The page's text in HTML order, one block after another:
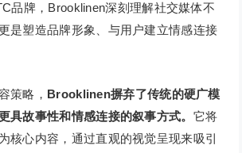
品牌，Brooklinen深刻理解社交媒体不
是塑造品牌形象、与用户建立情感连接
策略， Brooklinen摒弃了传统的硬广模
具故事性和情感连接的叙事方式。 它将
核心内容，通过直观的视觉呈现来吸引